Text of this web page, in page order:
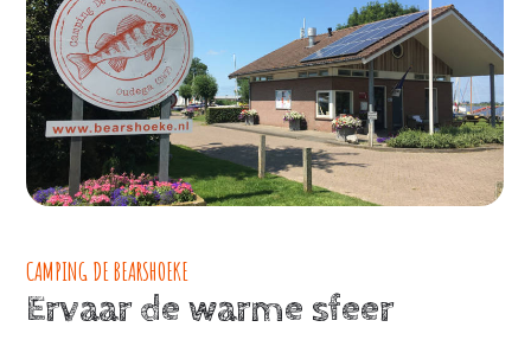
CAMPING DE BEARSHOEKE
Ervaar de warme sfeer